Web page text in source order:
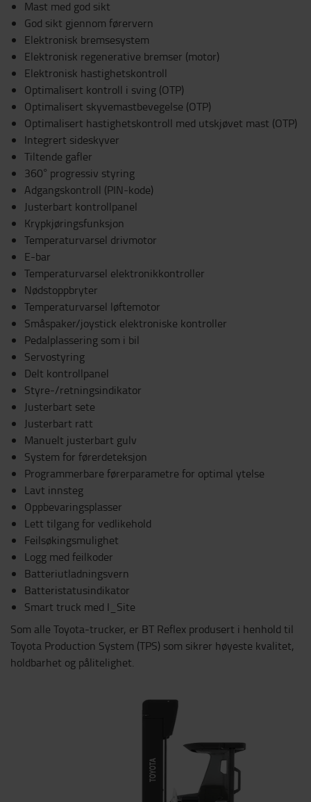
Mast med god sikt
God sikt gjennom førervern
Elektronisk bremsesystem
Elektronisk regenerative bremser (motor)
Elektronisk hastighetskontroll
Optimalisert kontroll i sving (OTP)
Optimalisert skyvemastbevegelse (OTP)
Optimalisert hastighetskontroll med utskjøvet mast (OTP)
Integrert sideskyver
Tiltende gafler
360° progressiv styring
Adgangskontroll (PIN-kode)
Justerbart kontrollpanel
Krypkjøringsfunksjon
Temperaturvarsel drivmotor
E-bar
Temperaturvarsel elektronikkontroller
Nødstoppbryter
Temperaturvarsel løftemotor
Småspaker/joystick elektroniske kontroller
Pedalplassering som i bil
Servostyring
Delt kontrollpanel
Styre-/retningsindikator
Justerbart sete
Justerbart ratt
Manuelt justerbart gulv
System for førerdeteksjon
Programmerbare førerparametre for optimal ytelse
Lavt innsteg
Oppbevaringsplasser
Lett tilgang for vedlikehold
Feilsøkingsmulighet
Logg med feilkoder
Batteriutladningsvern
Batteristatusindikator
Smart truck med I_Site
Som alle Toyota-trucker, er BT Reflex produsert i henhold til
Toyota Production System (TPS) som sikrer høyeste kvalitet,
holdbarhet og pålitelighet.